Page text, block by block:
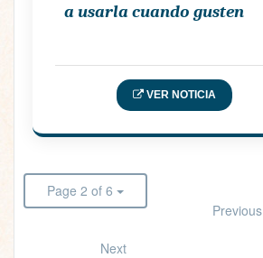
a usarla cuando gusten
VER NOTICIA
Page 2 of 6
Previous
Next